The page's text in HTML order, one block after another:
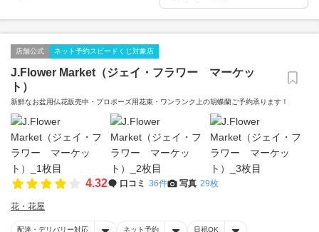
店舗公式 ネット予約スピードくじ対象店
J.Flower Market（ジェイ・フラワー マーケッ
ト）
新鮮なお盆用仏花販売中・プロポーズ用花束・ワンランク上の胡蝶蘭ご予約承ります！
4.32 口コミ 36件 写真 29枚
花・花屋
配達・デリバリー対応 ネット予約 日祝OK